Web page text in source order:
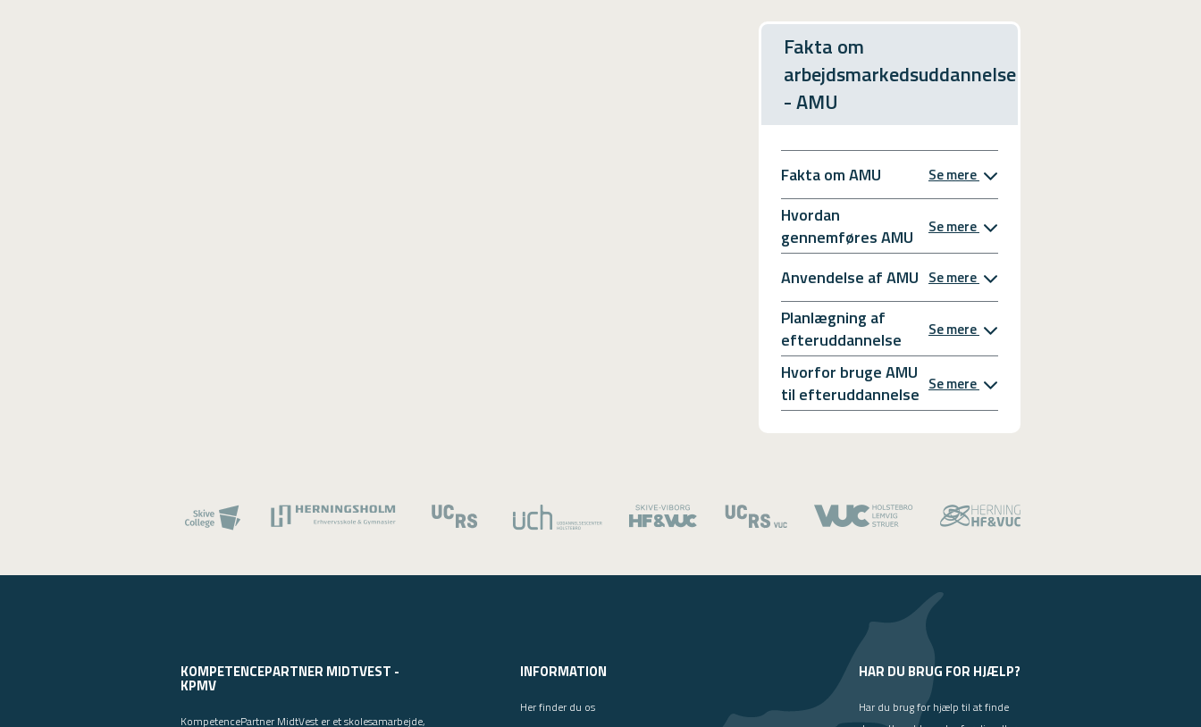
Fakta om
arbejdsmarkedsuddannelse
- AMU
Fakta om AMU Se mere
Hvordan
gennemføres AMU
Se mere
Anvendelse af AMU Se mere
Planlægning af
efteruddannelse
Se mere
Hvorfor bruge AMU
til efteruddannelse Se mere
KOMPETENCEPARTNER MIDTVEST -
KPMV
KompetencePartner MidtVest er et skolesamarbejde,
INFORMATION
Her finder du os
HAR DU BRUG FOR HJÆLP?
Har du brug for hjælp til at finde